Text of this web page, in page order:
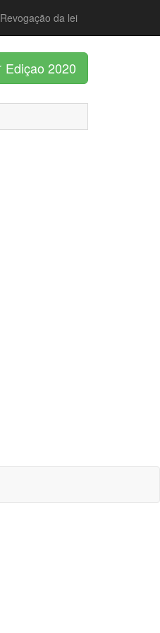
Revogação da lei
Ediçao 2020